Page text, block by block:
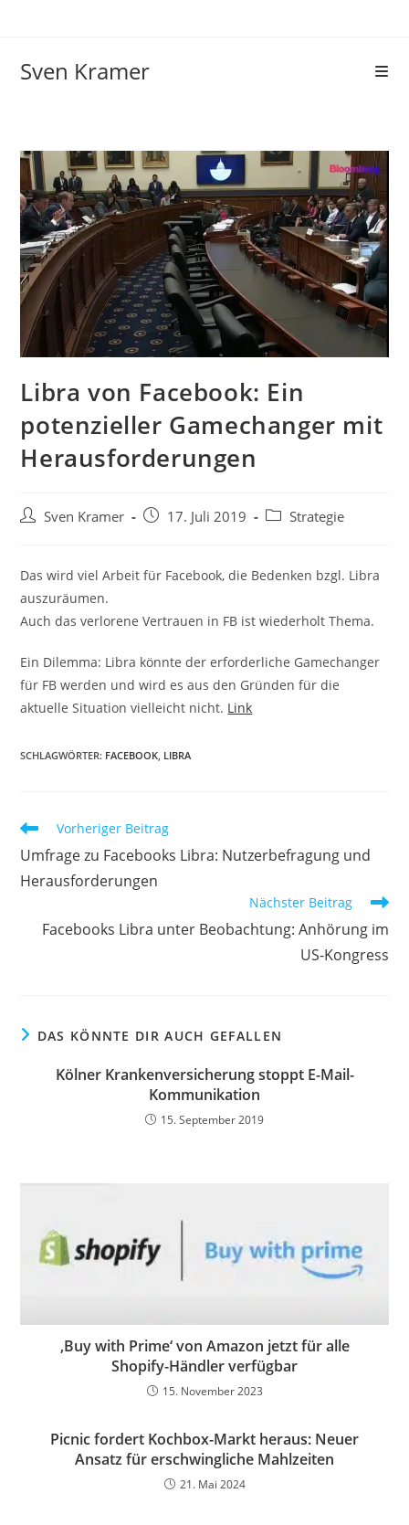
Sven Kramer
Libra von Facebook: Ein
potenzieller Gamechanger mit
Herausforderungen
Sven Kramer 17. Juli 2019 Strategie
Das wird viel Arbeit für Facebook, die Bedenken bzgl. Libra
auszuräumen.
Auch das verlorene Vertrauen in FB ist wiederholt Thema.
Ein Dilemma: Libra könnte der erforderliche Gamechanger
für FB werden und wird es aus den Gründen für die
aktuelle Situation vielleicht nicht. Link
SCHLAGWÖRTER: FACEBOOK, LIBRA
Vorheriger Beitrag
Umfrage zu Facebooks Libra: Nutzerbefragung und
Herausforderungen
Nächster Beitrag
Facebooks Libra unter Beobachtung: Anhörung im
US-Kongress
DAS KÖNNTE DIR AUCH GEFALLEN
Kölner Krankenversicherung stoppt E-Mail-
Kommunikation
15. September 2019
‚Buy with Prime‘ von Amazon jetzt für alle
Shopify-Händler verfügbar
15. November 2023
Picnic fordert Kochbox-Markt heraus: Neuer
Ansatz für erschwingliche Mahlzeiten
21. Mai 2024